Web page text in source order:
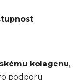
.
kolagenu,
podporu